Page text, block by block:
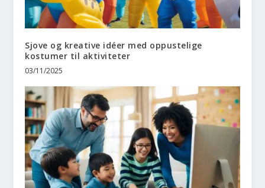
Sjove og kreative idéer med oppustelige
kostumer til aktiviteter
03/11/2025